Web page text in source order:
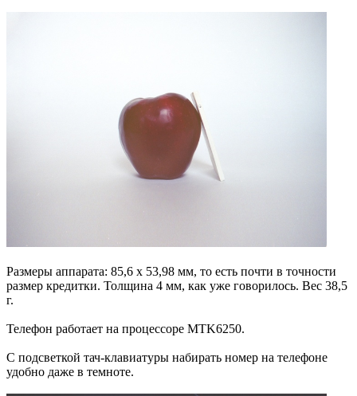
Размеры аппарата: 85,6 х 53,98 мм, то есть почти в точности
размер кредитки. Толщина 4 мм, как уже говорилось. Вес 38,5
г.
Телефон работает на процессоре MTK6250.
С подсветкой тач-клавиатуры набирать номер на телефоне
удобно даже в темноте.